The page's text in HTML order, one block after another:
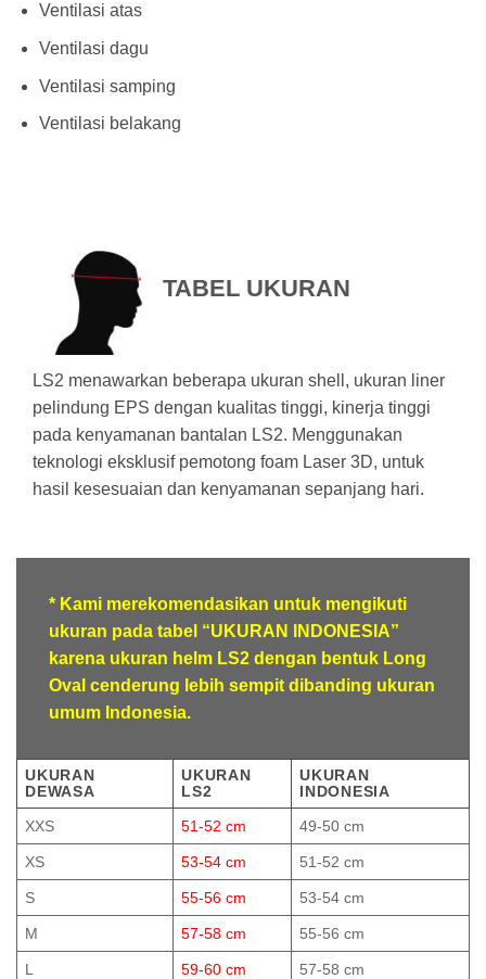
Ventilasi atas
Ventilasi dagu
Ventilasi samping
Ventilasi belakang
TABEL UKURAN
LS2 menawarkan beberapa ukuran shell, ukuran liner
pelindung EPS dengan kualitas tinggi, kinerja tinggi
pada kenyamanan bantalan LS2. Menggunakan
teknologi eksklusif pemotong foam Laser 3D, untuk
hasil kesesuaian dan kenyamanan sepanjang hari.
* Kami merekomendasikan untuk mengikuti
ukuran pada tabel “UKURAN INDONESIA”
karena ukuran helm LS2 dengan bentuk Long
Oval cenderung lebih sempit dibanding ukuran
umum Indonesia.
UKURAN
DEWASA
UKURAN
LS2
UKURAN
INDONESIA
XXS
51-52 cm 49-50 cm
XS 53-54 cm 51-52 cm
S 55-56 cm 53-54 cm
M 57-58 cm 55-56 cm
L 59-60 cm 57-58 cm